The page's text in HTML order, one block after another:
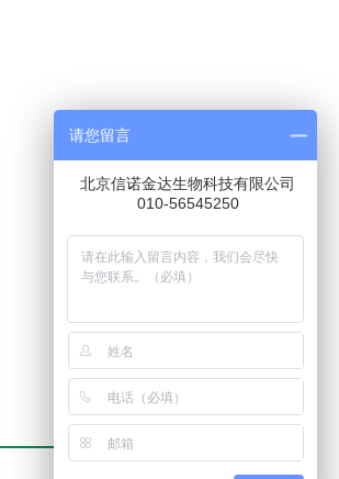
请您留言
北京信诺金达生物科技有限公司
010-56545250